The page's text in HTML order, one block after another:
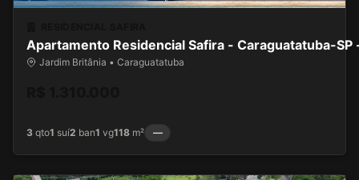
Apartamento Residencial Safira - Caraguatatuba-SP
Jardim Britânia • Caraguatatuba
3 qto1 suí2 ban1 vg118 m² —